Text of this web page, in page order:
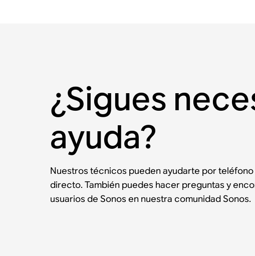
¿Sigues
ayuda?
Nuestros técnicos pueden ayudarte por
directo. También puedes hacer preguntas y
usuarios de Sonos en nuestra comunidad Sonos.